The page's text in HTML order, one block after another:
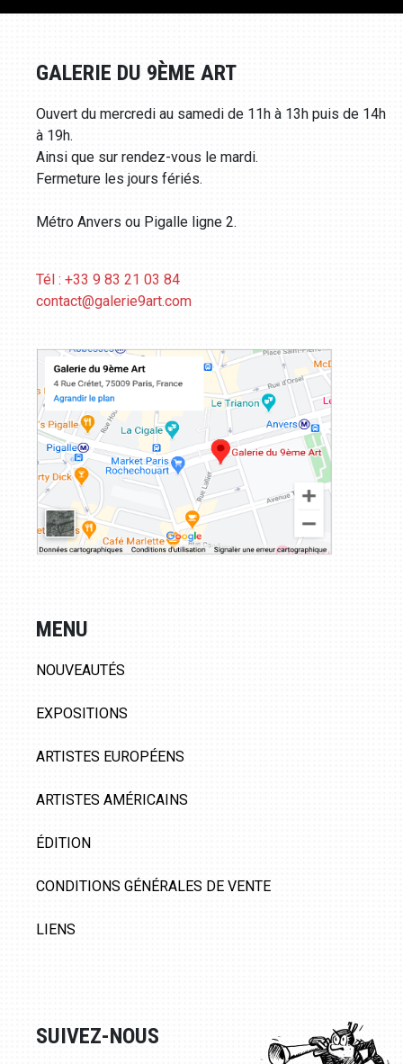
GALERIE DU 9ÈME ART
Ouvert du mercredi au samedi de 11h à 13h puis de 14h
à 19h.
Ainsi que sur rendez-vous le mardi.
Fermeture les jours fériés.
Métro Anvers ou Pigalle ligne 2.
Tél : +33 9 83 21 03 84
contact@galerie9art.com
MENU
NOUVEAUTÉS
EXPOSITIONS
ARTISTES EUROPÉENS
ARTISTES AMÉRICAINS
ÉDITION
CONDITIONS GÉNÉRALES DE VENTE
LIENS
SUIVEZ-NOUS